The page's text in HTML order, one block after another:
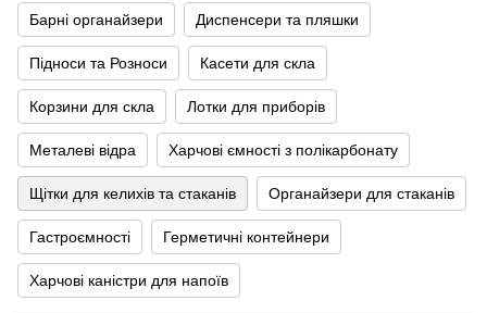
Барні органайзери Диспенсери та пляшки
Підноси та Розноси Касети для скла
Корзини для скла Лотки для приборів
Металеві відра Харчові ємності з полікарбонату
Щітки для келихів та стаканів Органайзери для стаканів
Гастроємності Герметичні контейнери
Харчові каністри для напоїв